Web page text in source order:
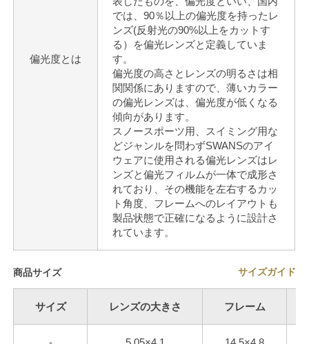
偏光度とは
では、90％以上の偏光度を持ったレ
ンズ(反射光の90%以上をカットす
る）を偏光レンズと定義していま
す。
偏光度の高さとレンズの明るさは相
関関係にありますので、薄いカラー
の偏光レンズは、偏光度が低くなる
傾向があります。
スノースポーツ用、スイミング用な
どジャンルを問わずSWANSのアイ
ウェアに使用される偏光レンズはレ
ンズと偏光フィルムが一体で成形さ
れており、その機能を左右するカッ
ト角度、フレームへのレイアウトも
製品状態で正確になるように設計さ
れています。
商品サイズ サイズガイド
サイズ レンズの大きさ フレーム